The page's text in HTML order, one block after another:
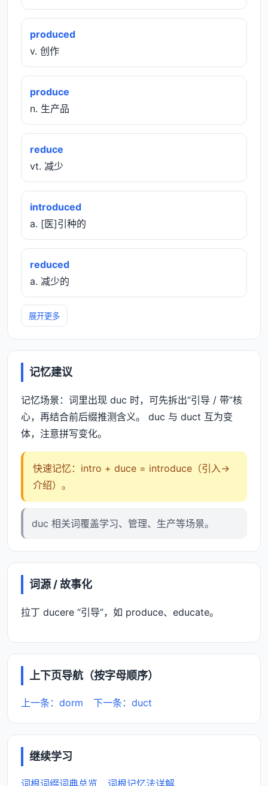
produced
v. 创作
produce
n. 生产品
reduce
vt. 减少
introduced
a. [医]引种的
reduced
a. 减少的
展开更多
记忆建议
记忆场景：词里出现 duc 时，可先拆出“引导 / 带”核
心，再结合前后缀推测含义。 duc 与 duct 互为变
体，注意拼写变化。
快速记忆：intro + duce = introduce（引入→
介绍）。
duc 相关词覆盖学习、管理、生产等场景。
词源 / 故事化
拉丁 ducere “引导”，如 produce、educate。
上下页导航（按字母顺序）
上一条：dorm 下一条：duct
继续学习
词根词缀词典总览 词根记忆法详解